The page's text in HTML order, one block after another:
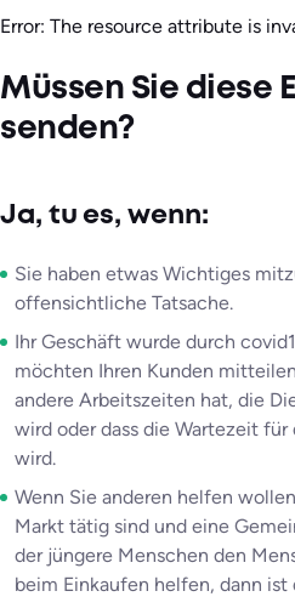
Error: The resource attribute is
Müssen Sie diese
senden?
Ja, tu es, wenn:
Sie haben etwas Wichtiges
offensichtliche Tatsache.
Ihr Geschäft wurde durch
möchten Ihren Kunden
andere Arbeitszeiten hat, die
wird oder dass die Wartezeit
wird.
Wenn Sie anderen helfen
Markt tätig sind und eine
der jüngere Menschen den
beim Einkaufen helfen, dann